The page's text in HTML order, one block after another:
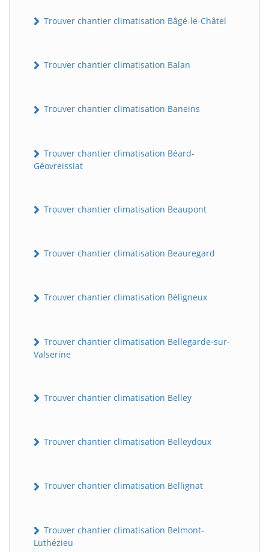
Trouver chantier climatisation Bâgé-le-Châtel
Trouver chantier climatisation Balan
Trouver chantier climatisation Baneins
Trouver chantier climatisation Béard-
Géovreissiat
Trouver chantier climatisation Beaupont
Trouver chantier climatisation Beauregard
Trouver chantier climatisation Béligneux
Trouver chantier climatisation Bellegarde-sur-
Valserine
Trouver chantier climatisation Belley
Trouver chantier climatisation Belleydoux
Trouver chantier climatisation Bellignat
Trouver chantier climatisation Belmont-
Luthézieu